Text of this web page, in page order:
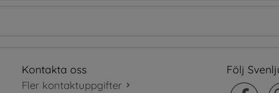
fönster.
Kontakta oss
Fler kontaktuppgifter
Följ